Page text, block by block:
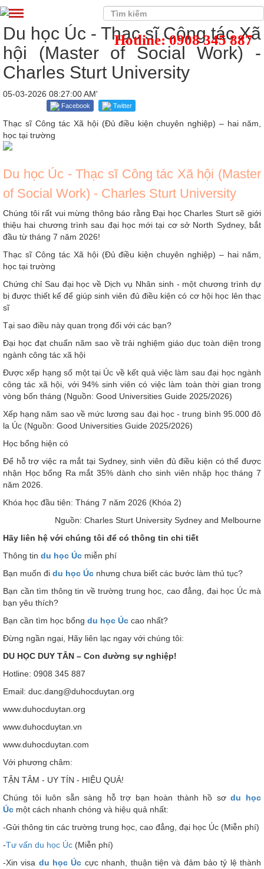
Hotline: 0908 345 887
Du học Úc - Thạc sĩ Công tác Xã
hội (Master of Social Work) -
Charles Sturt University
05-03-2026 08:27:00 AM'
Facebook Twitter
Thạc sĩ Công tác Xã hội (Đủ điều kiện chuyên nghiệp) – hai năm,
học tại trường
Du học Úc - Thạc sĩ Công tác Xã hội (Master
of Social Work) - Charles Sturt University
Chúng tôi rất vui mừng thông báo rằng Đại học Charles Sturt sẽ giới
thiệu hai chương trình sau đại học mới tại cơ sở North Sydney, bắt
đầu từ tháng 7 năm 2026!
Thạc sĩ Công tác Xã hội (Đủ điều kiện chuyên nghiệp) – hai năm,
học tại trường
Chứng chỉ Sau đại học về Dịch vụ Nhân sinh - một chương trình dự
bị được thiết kế để giúp sinh viên đủ điều kiện có cơ hội học lên thạc
sĩ
Tại sao điều này quan trọng đối với các bạn?
Đại học đạt chuẩn năm sao về trải nghiệm giáo dục toàn diện trong
ngành công tác xã hội
Được xếp hạng số một tại Úc về kết quả việc làm sau đại học ngành
công tác xã hội, với 94% sinh viên có việc làm toàn thời gian trong
vòng bốn tháng (Nguồn: Good Universities Guide 2025/2026)
Xếp hạng năm sao về mức lương sau đại học - trung bình 95.000 đô
la Úc (Nguồn: Good Universities Guide 2025/2026)
Học bổng hiện có
Để hỗ trợ việc ra mắt tại Sydney, sinh viên đủ điều kiện có thể được
nhận Học bổng Ra mắt 35% dành cho sinh viên nhập học tháng 7
năm 2026.
Khóa học đầu tiên: Tháng 7 năm 2026 (Khóa 2)
Nguồn: Charles Sturt University Sydney and Melbourne
Hãy liên hệ với chúng tôi để có thông tin chi tiết
Thông tin du học Úc miễn phí
Bạn muốn đi du học Úc nhưng chưa biết các bước làm thủ tục?
Bạn cần tìm thông tin về trường trung học, cao đẳng, đại học Úc mà
bạn yêu thích?
Bạn cần tìm học bổng du học Úc cao nhất?
Đừng ngần ngại, Hãy liên lạc ngay với chúng tôi:
DU HỌC DUY TÂN – Con đường sự nghiệp!
Hotline: 0908 345 887
Email: duc.dang@duhocduytan.org
www.duhocduytan.org
www.duhocduytan.vn
www.duhocduytan.com
Với phương châm:
TẬN TÂM - UY TÍN - HIỆU QUẢ!
Chúng tôi luôn sẵn sàng hỗ trợ bạn hoàn thành hồ sơdu học
Úc một cách nhanh chóng và hiệu quả nhất:
-Gửi thông tin các trường trung học, cao đẳng, đại học Úc (Miễn phí)
-Tư vấn du học Úc (Miễn phí)
-Xin visa du học Úc cực nhanh, thuận tiện và đảm bảo tỷ lệ thành